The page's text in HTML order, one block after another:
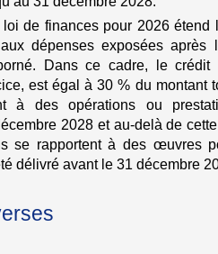
de finances pour 2026 étend
aux dépenses exposées
Dans ce cadre, le
est égal à 30 % du montant
à des opérations ou
2028 et au-delà de
se rapportent à des œuvres
délivré avant le 31 décembre